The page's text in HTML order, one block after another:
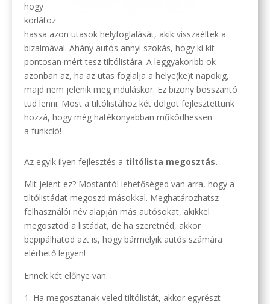
hogy
korlátoz
hassa azon utasok helyfoglalását, akik visszaéltek a
bizalmával. Ahány autós annyi szokás, hogy ki kit
pontosan mért tesz tiltólistára. A leggyakoribb ok
azonban az, ha az utas foglalja a helye(ke)t napokig,
majd nem jelenik meg induláskor. Ez bizony bosszantó
tud lenni. Most a tiltólistához két dolgot fejlesztettünk
hozzá, hogy még hatékonyabban működhessen
a funkció!
Az egyik ilyen fejlesztés a tiltólista megosztás.
Mit jelent ez? Mostantól lehetőséged van arra, hogy a
tiltólistádat megoszd másokkal. Meghatározhatsz
felhasználói név alapján más autósokat, akikkel
megosztod a listádat, de ha szeretnéd, akkor
bepipálhatod azt is, hogy bármelyik autós számára
elérhető legyen!
Ennek két előnye van:
1. Ha megosztanak veled tiltólistát, akkor egyrészt